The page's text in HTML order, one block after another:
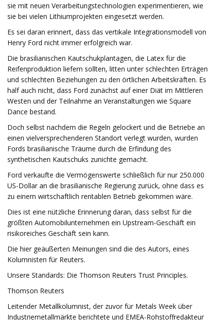
sie mit neuen Verarbeitungstechnologien experimentieren, wie
sie bei vielen Lithiumprojekten eingesetzt werden.
Es sei daran erinnert, dass das vertikale Integrationsmodell von
Henry Ford nicht immer erfolgreich war.
Die brasilianischen Kautschukplantagen, die Latex für die
Reifenproduktion liefern sollten, litten unter schlechten Erträgen
und schlechten Beziehungen zu den örtlichen Arbeitskräften. Es
half auch nicht, dass Ford zunächst auf einer Diät im Mittleren
Westen und der Teilnahme an Veranstaltungen wie Square
Dance bestand.
Doch selbst nachdem die Regeln gelockert und die Betriebe an
einen vielversprechenderen Standort verlegt wurden, wurden
Fords brasilianische Träume durch die Erfindung des
synthetischen Kautschuks zunichte gemacht.
Ford verkaufte die Vermögenswerte schließlich für nur 250.000
US-Dollar an die brasilianische Regierung zurück, ohne dass es
zu einem wirtschaftlich rentablen Betrieb gekommen wäre.
Dies ist eine nützliche Erinnerung daran, dass selbst für die
größten Automobilunternehmen ein Upstream-Geschäft ein
risikoreiches Geschäft sein kann.
Die hier geäußerten Meinungen sind die des Autors, eines
Kolumnisten für Reuters.
Unsere Standards: Die Thomson Reuters Trust Principles.
Thomson Reuters
Leitender Metallkolumnist, der zuvor für Metals Week über
Industriemetallmärkte berichtete und EMEA-Rohstoffredakteur